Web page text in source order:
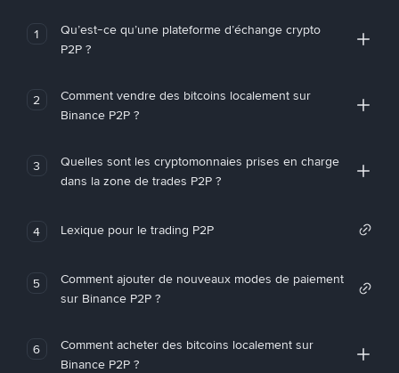
1
Qu’est-ce qu’une plateforme d’échange crypto
P2P ?
2
Comment vendre des bitcoins localement sur
Binance P2P ?
3
Quelles sont les cryptomonnaies prises en charge
dans la zone de trades P2P ?
4 Lexique pour le trading P2P
5
Comment ajouter de nouveaux modes de paiement
sur Binance P2P ?
6
Comment acheter des bitcoins localement sur
Binance P2P ?